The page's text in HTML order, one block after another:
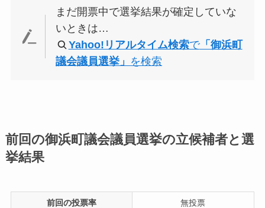
まだ開票中で選挙結果が確定していな
いときは…
Yahoo!リアルタイム検索で「御浜町
議会議員選挙」 を検索
前回の御浜町議会議員選挙の立候補者と選
挙結果
前回の投票率 無投票